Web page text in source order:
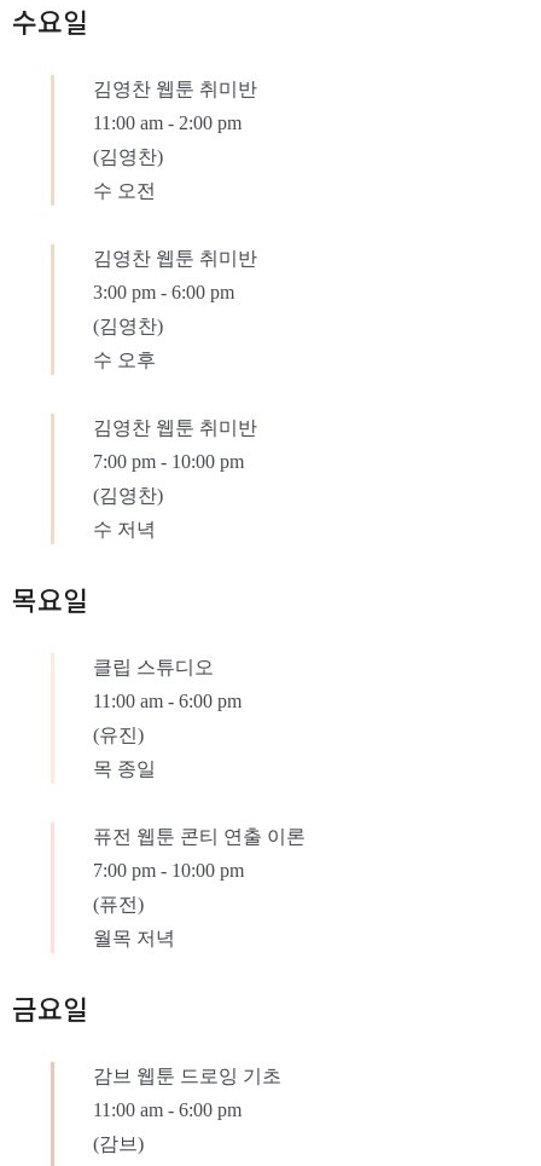
수요일
김영찬 웹툰 취미반
11:00 am - 2:00 pm
(김영찬)
수 오전
김영찬 웹툰 취미반
3:00 pm - 6:00 pm
(김영찬)
수 오후
김영찬 웹툰 취미반
7:00 pm - 10:00 pm
(김영찬)
수 저녁
목요일
클립 스튜디오
11:00 am - 6:00 pm
(유진)
목 종일
퓨전 웹툰 콘티 연출 이론
7:00 pm - 10:00 pm
(퓨전)
월목 저녁
금요일
감브 웹툰 드로잉 기초
11:00 am - 6:00 pm
(감브)